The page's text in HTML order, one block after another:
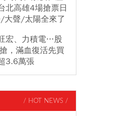
北高雄4場搶票日
聲/太陽全來了
宏、力積電…股
，滿血復活先買
3.6萬張
/ HOT NEWS /